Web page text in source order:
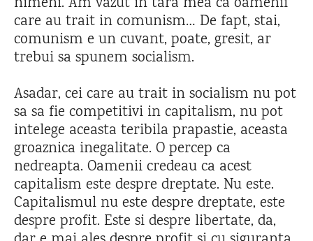
care au trait in comunism… De fapt, stai,
comunism e un cuvant, poate, gresit, ar
trebui sa spunem socialism.
Asadar, cei care au trait in socialism nu pot
sa sa fie competitivi in capitalism, nu pot
intelege aceasta teribila prapastie, aceasta
groaznica inegalitate. O percep ca
nedreapta. Oamenii credeau ca acest
capitalism este despre dreptate. Nu este.
Capitalismul nu este despre dreptate, este
despre profit. Este si despre libertate, da,